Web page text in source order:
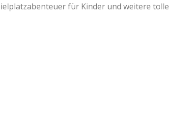
für Kinder und weitere tolle